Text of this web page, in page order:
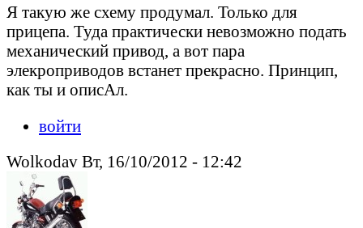
Я такую же схему продумал. Только для
прицепа. Туда практически невозможно подать
механический привод, а вот пара
элекроприводов встанет прекрасно. Принцип,
как ты и описАл.
войти
Wolkodav Вт, 16/10/2012 - 12:42